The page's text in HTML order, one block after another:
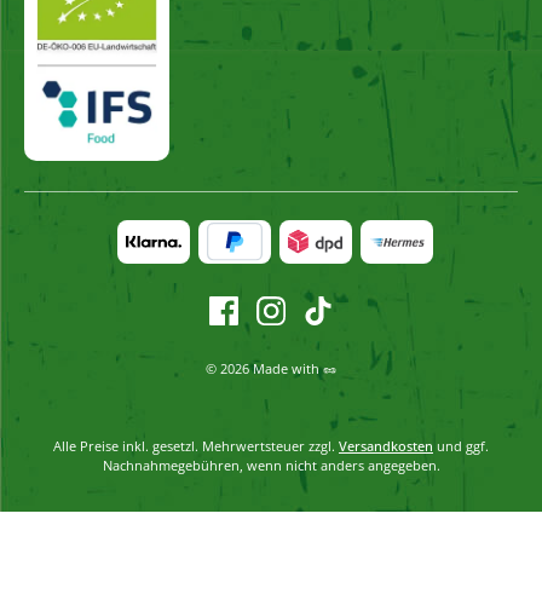
© 2026 Made with 🥜
Alle Preise inkl. gesetzl. Mehrwertsteuer zzgl. Versandkosten und ggf.
Nachnahmegebühren, wenn nicht anders angegeben.